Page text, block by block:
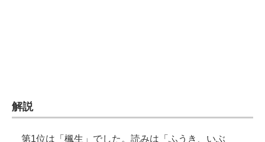
エレクトロニクス専門サイト
電子設計の基本と応用
解説
第1位は「楓生」でした。読みは「ふうき、いぶ